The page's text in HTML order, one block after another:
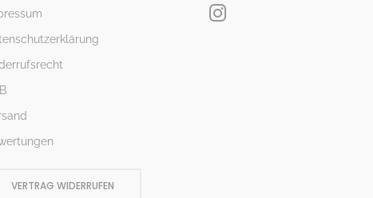
VERTRAG WIDERRUFEN